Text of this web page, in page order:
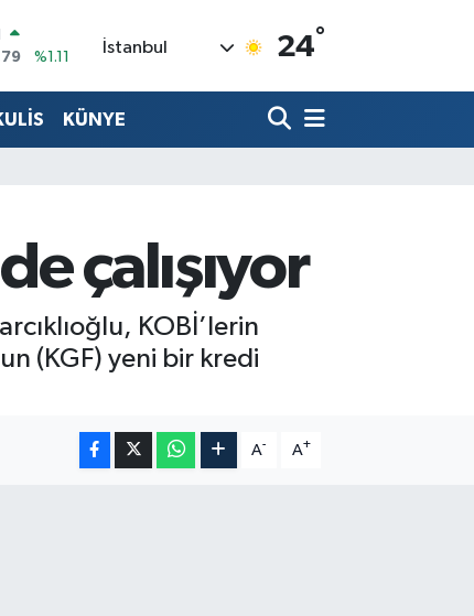
%0.18
%0.38
İstanbul 24°
KÜNYE
çalışıyor
KOBİ’lerin
(KGF) yeni bir kredi
A- A+